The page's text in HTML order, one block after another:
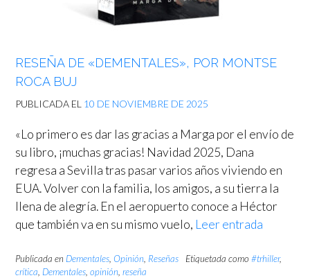
RESEÑA DE «DEMENTALES», POR MONTSE
ROCA BUJ
PUBLICADA EL 10 DE NOVIEMBRE DE 2025
«Lo primero es dar las gracias a Marga por el envío de
su libro, ¡muchas gracias! Navidad 2025, Dana
regresa a Sevilla tras pasar varios años viviendo en
EUA. Volver con la familia, los amigos, a su tierra la
llena de alegría. En el aeropuerto conoce a Héctor
que también va en su mismo vuelo, Leer entrada
Publicada en Dementales Opinión Reseñas Etiquetada como #trhiller,
crítica Dementales opinión reseña